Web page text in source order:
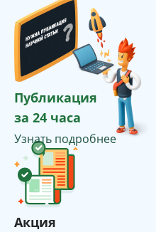
Публикация
за 24 часа
Узнать подробнее
Акция